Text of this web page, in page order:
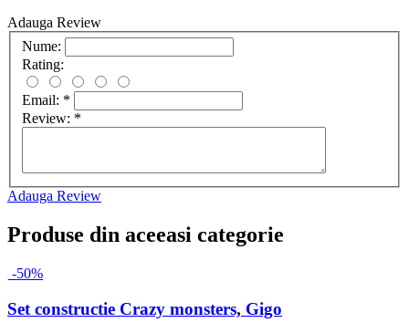
Adauga Review
Nume:
Rating:
Email: *
Review: *
Adauga Review
Produse din aceeasi categorie
-50%
Set constructie Crazy monsters, Gigo